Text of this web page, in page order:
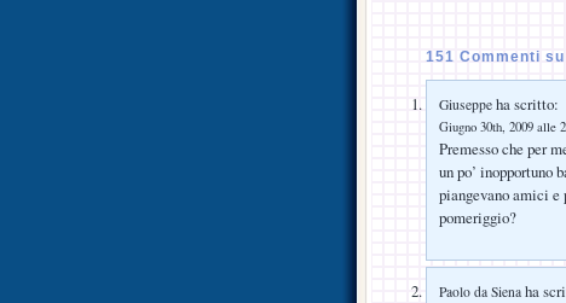
151 Commenti
Giuseppe ha scritto:
Giugno 30th, 2009 alle
Premesso che per
un po’ inopportuno
piangevano amici e
pomeriggio?
Paolo da Siena ha